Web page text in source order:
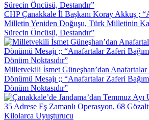
CHP Çanakkale İl Başkanı Koray Akkuş ;
Milletin Yeniden Doğuşu, Türk Milletinin
Sürecin Öncüsü, Destandır”
Milletvekili İsmet Güneşhan’dan Anafartalar
Dönümü Mesajı ;; “Anafartalar Zaferi
Dönüm Noktasıdır”